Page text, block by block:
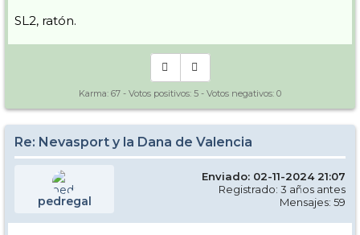
SL2, ratón.
Karma: 67 - Votos positivos: 5 - Votos negativos: 0
Re: Nevasport y la Dana de Valencia
pedregal
Enviado: 02-11-2024 21:07
Registrado: 3 años antes
Mensajes: 59